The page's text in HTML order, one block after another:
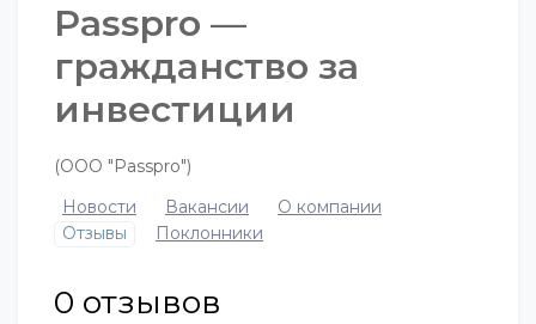
Passpro —
гражданство за
инвестиции
(ООО "Passpro")
Новости
Вакансии
О компании
Отзывы
Поклонники
0 отзывов